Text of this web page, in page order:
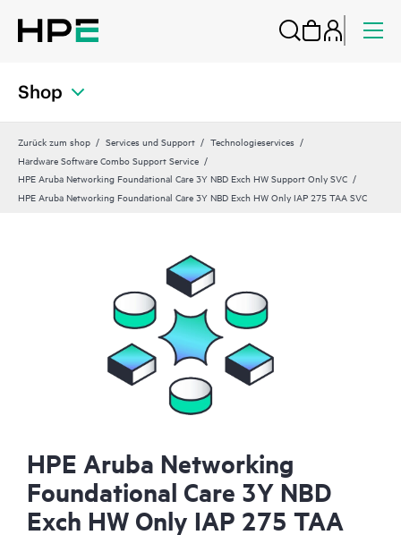
Shop
Zurück zum shop Services und Support
Technologieservices
Hardware Software Combo Support Service
HPE Aruba Networking Foundational Care 3Y NBD Exch HW Support Only SVC
HPE Aruba Networking Foundational Care 3Y NBD Exch HW Only IAP 275 TAA SVC
HPE Aruba Networking
Foundational Care 3Y NBD
Exch HW Only IAP 275 TAA